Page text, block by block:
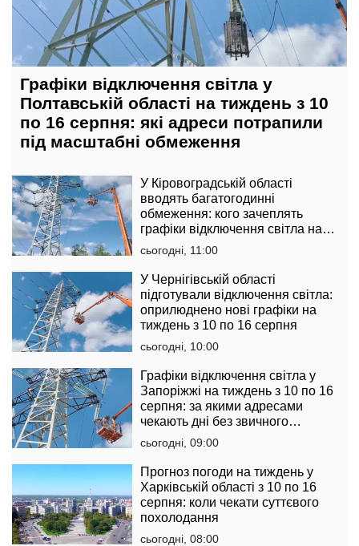
Графіки відключення світла у
Полтавській області на тиждень з 10
по 16 серпня: які адреси потрапили
під масштабні обмеження
У Кіровоградській області
вводять багатогодинні
обмеження: кого зачеплять
графіки відключення світла на
тиждень з 10 по 16 серпня
сьогодні, 11:00
У Чернігівській області
підготували відключення світла:
оприлюднено нові графіки на
тиждень з 10 по 16 серпня
сьогодні, 10:00
Графіки відключення світла у
Запоріжжі на тиждень з 10 по 16
серпня: за якими адресами
чекають дні без звичного
комфорту
сьогодні, 09:00
Прогноз погоди на тиждень у
Харківській області з 10 по 16
серпня: коли чекати суттєвого
похолодання
сьогодні, 08:00